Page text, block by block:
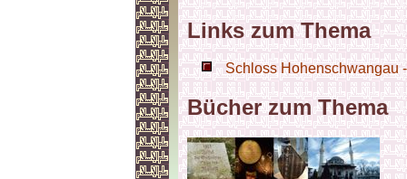
Links zum Thema
Schloss Hohenschwangau
Bücher zum Thema